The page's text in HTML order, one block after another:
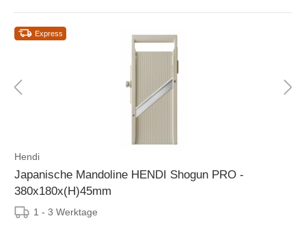
Express
Hendi
Japanische Mandoline HENDI Shogun PRO -
380x180x(H)45mm
1 - 3 Werktage